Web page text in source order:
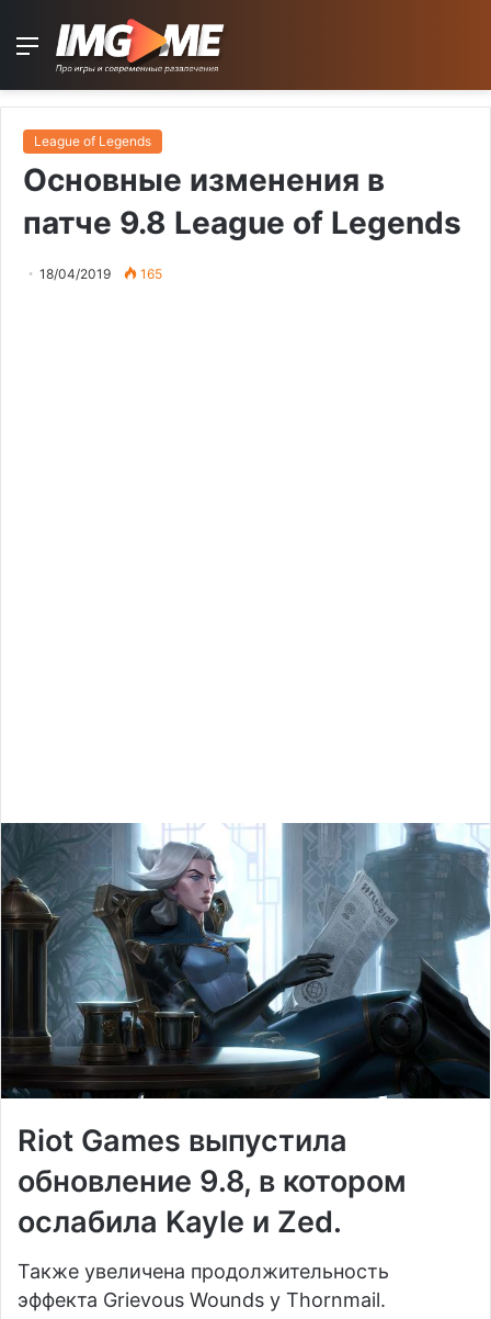
Menu
League of Legends
Основные изменения в
патче 9.8 League of Legends
18/04/2019 165
Riot Games выпустила
обновление 9.8, в котором
ослабила Kayle и Zed.
Также увеличена продолжительность
эффекта Grievous Wounds у Thornmail.